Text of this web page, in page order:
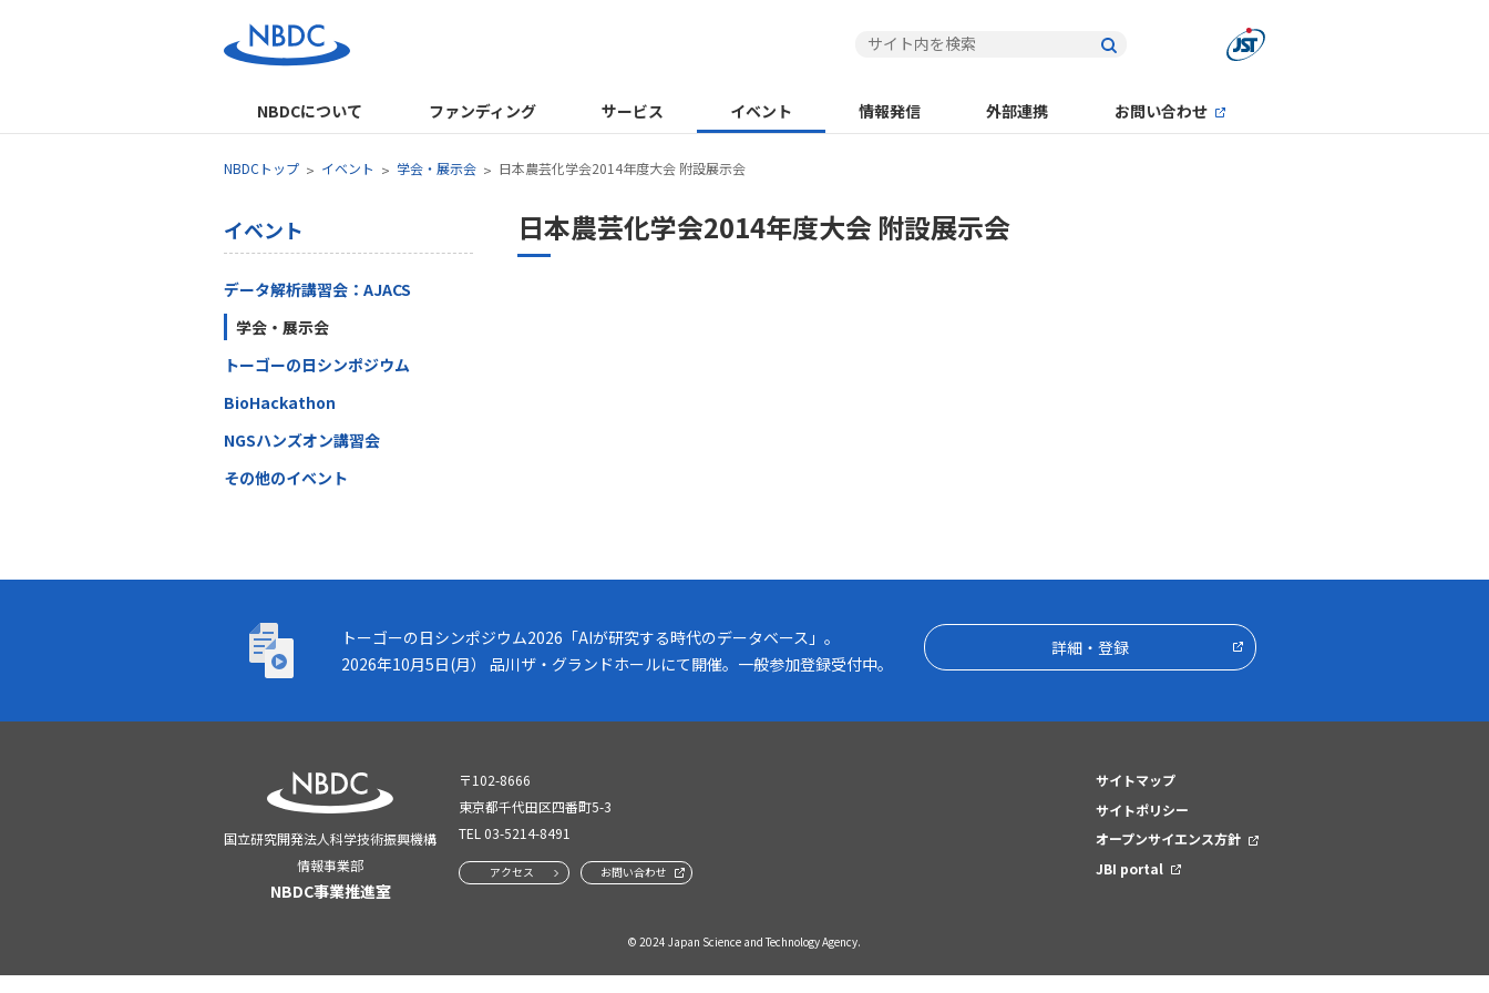
NBDCについて ファンディング サービス イベント 情報発信 外部連携 お問い合わせ
NBDCトップ イベント 学会・展示会 日本農芸化学会2014年度大会 附設展示会
日本農芸化学会2014年度大会 附設展示会
イベント
データ解析講習会：AJACS
学会・展示会
トーゴーの日シンポジウム
BioHackathon
NGSハンズオン講習会
その他のイベント
トーゴーの日シンポジウム2026「AIが研究する時代のデータベース」
トーゴーの日シンポジウム2026「AIが研究する時代のデータベース」。
2026年10月5日(月） 品川ザ・グランドホールにて開催。一般参加登録受付中。
詳細・登録
国立研究開発法人科学技術振興機構
情報事業部
NBDC事業推進室
〒102-8666
東京都千代田区四番町5-3
TEL 03-5214-8491
アクセス お問い合わせ
サイトマップ
サイトポリシー
オープンサイエンス方針
JBI portal
© 2024 Japan Science and Technology Agency.